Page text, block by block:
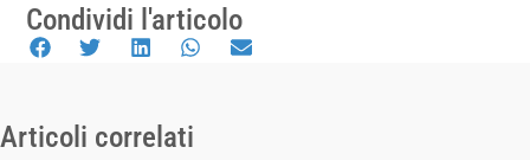
Condividi l'articolo
Articoli correlati